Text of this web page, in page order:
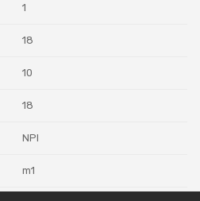
1
18
10
18
NPI
m1